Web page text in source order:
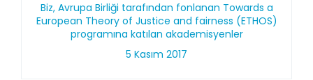
Biz, Avrupa Birliği tarafından fonlanan Towards a
European Theory of Justice and fairness (ETHOS)
programına katılan akademisyenler
5 Kasım 2017